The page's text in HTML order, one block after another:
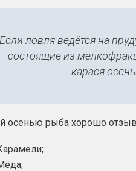
Если ловля ведётся на
состоящие из
карася
осенью рыба хорошо